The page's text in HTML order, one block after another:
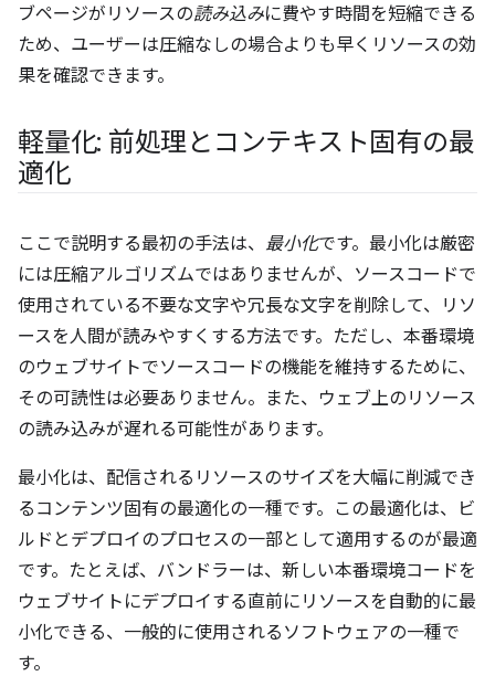
ブページがリソースの読み込みに費やす時間を短縮できる
ため、ユーザーは圧縮なしの場合よりも早くリソースの効
果を確認できます。
軽量化: 前処理とコンテキスト固有の最
適化
ここで説明する最初の手法は、 最小化です。最小化は厳密
には圧縮アルゴリズムではありませんが、ソースコードで
使用されている不要な文字や冗長な文字を削除して、リソ
ースを人間が読みやすくする方法です。ただし、本番環境
のウェブサイトでソースコードの機能を維持するために、
その可読性は必要ありません。また、ウェブ上のリソース
の読み込みが遅れる可能性があります。
最小化は、配信されるリソースのサイズを大幅に削減でき
るコンテンツ固有の最適化の一種です。この最適化は、ビ
ルドとデプロイのプロセスの一部として適用するのが最適
です。たとえば、バンドラーは、新しい本番環境コードを
ウェブサイトにデプロイする直前にリソースを自動的に最
小化できる、一般的に使用されるソフトウェアの一種で
す。